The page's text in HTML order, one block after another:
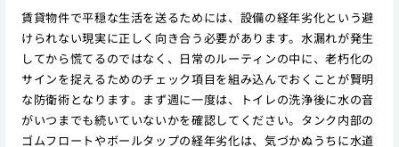
賃貸物件で平穏な生活を送るためには、設備の経年劣化という避
けられない現実に正しく向き合う必要があります。水漏れが発生
してから慌てるのではなく、日常のルーティンの中に、老朽化の
サインを捉えるためのチェック項目を組み込んでおくことが賢明
な防衛術となります。まず週に一度は、トイレの洗浄後に水の音
がいつまでも続いていないかを確認してください。タンク内部の
ゴムフロートやボールタップの経年劣化は、気づかぬうちに水道